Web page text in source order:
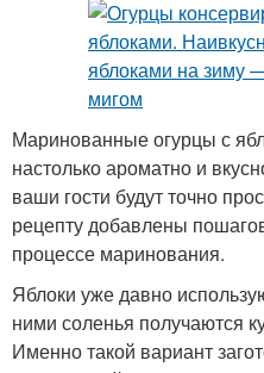
Маринованные огурцы с
настолько ароматно и
ваши гости будут точно
рецепту добавлены
процессе маринования.
Яблоки уже давно
ними соленья получаются
Именно такой вариант